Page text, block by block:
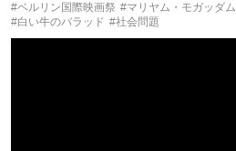
#ベルリン国際映画祭 #マリヤム・モガッダム
#白い牛のバラッド #社会問題